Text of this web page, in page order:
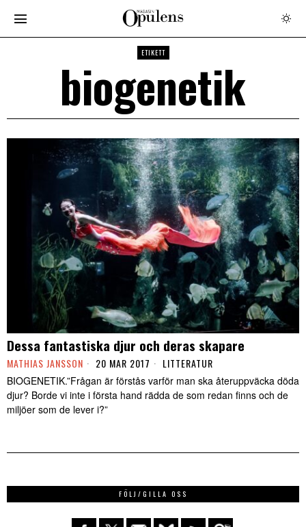
ETIKETT
biogenetik
Dessa fantastiska djur och deras skapare
MATHIAS JANSSON 20 MAR 2017 LITTERATUR
BIOGENETIK.”Frågan är förstås varför man ska återuppväcka döda
djur? Borde vi inte i första hand rädda de som redan finns och de
miljöer som de lever i?”
FÖLJ/GILLA OSS